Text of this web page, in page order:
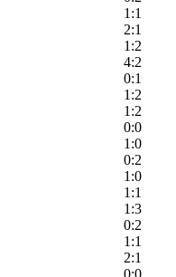
1:1
2:1
1:2
4:2
0:1
1:2
1:2
0:0
1:0
0:2
1:0
1:1
1:3
0:2
1:1
2:1